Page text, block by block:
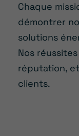
Chaque
démontrer
solutions
Nos
réputation,
clients.